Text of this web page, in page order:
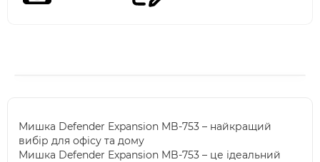
Мишка Defender Expansion MB-753 – найкращий
вибір для офісу та дому
Мишка Defender Expansion MB-753 – це ідеальний